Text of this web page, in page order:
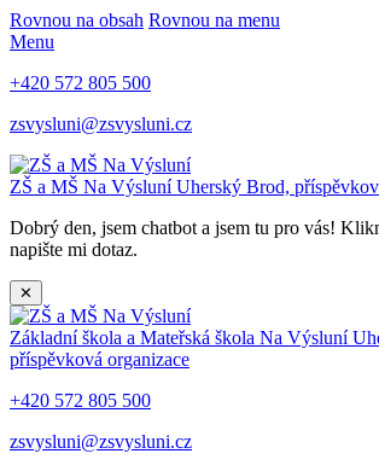
Rovnou na obsah Rovnou na menu
Menu
+420 572 805 500
zsvysluni@zsvysluni.cz
ZŠ a MŠ Na VýsluníUherský Brod,
Dobrý den, jsem chatbot a jsem tu pro vás!
napište mi dotaz.
✕
Základní škola a Mateřská škola Na Výsluní
příspěvková organizace
+420 572 805 500
zsvysluni@zsvysluni.cz